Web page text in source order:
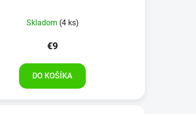
Skladom (4 ks)
€9
DO KOŠÍKA